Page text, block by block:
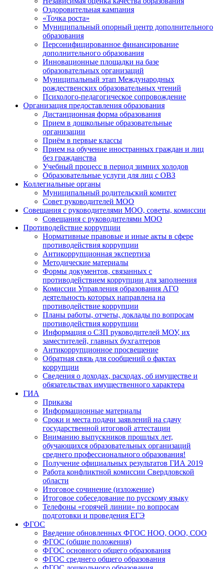
Оздоровительная кампания
«Точка роста»
Муниципальный опорный центр дополнительного
образования
Персонифицированное финансирование
дополнительного образования
Инновационные площадки на базе
образовательных организаций
Муниципальный этап Международных
рождественских образовательных чтений
Психолого-педагогическое сопровождение
Организация предоставления образования
Дистанционная форма образования
Прием в дошкольные образовательные
организации
Приём в первые классы
Прием на обучение иностранных граждан и лиц
без гражданства
Учебный процесс в период зимних холодов
Образовательные услуги для лиц с ОВЗ
Коллегиальные органы
Муниципальный родительский комитет
Совет руководителей МОО
Совещания с руководителями МОО, советы, комиссии
Совещания с руководителями МОО
Противодействие коррупции
Нормативные правовые и иные акты в сфере
противодействия коррупции
Антикоррупционная экспертиза
Методические материалы
Формы документов, связанных с
противодействием коррупции для заполнения
Комиссии Управления образования АГО
деятельность которых направлена на
противодействие коррупции
Планы работы, отчеты, доклады по вопросам
противодействия коррупции
Информация о СЗП руководителей МОУ, их
заместителей, главных бухгалтеров
Антикоррупционное просвещение
Обратная связь для сообщений о фактах
коррупции
Сведения о доходах, расходах, об имуществе и
обязательствах имущественного характера
ГИА
Приказы
Информационные материалы
Сроки и места подачи заявлений на сдачу
государственной итоговой аттестации
Вниманию выпускников прошлых лет,
обучающихся образовательных организаций
среднего профессионального образования!
Получение официальных результатов ГИА 2019
Работа конфликтной комиссии Свердловской
области
Итоговое сочинение (изложение)
Итоговое собеседование по русскому языку
Телефоны «горячей линии» по вопросам
подготовки и проведения ЕГЭ
ФГОС
Введение обновленных ФГОС НОО, ООО, СОО
ФГОС (общие положения)
ФГОС основного общего образования
ФГОС среднего общего образования